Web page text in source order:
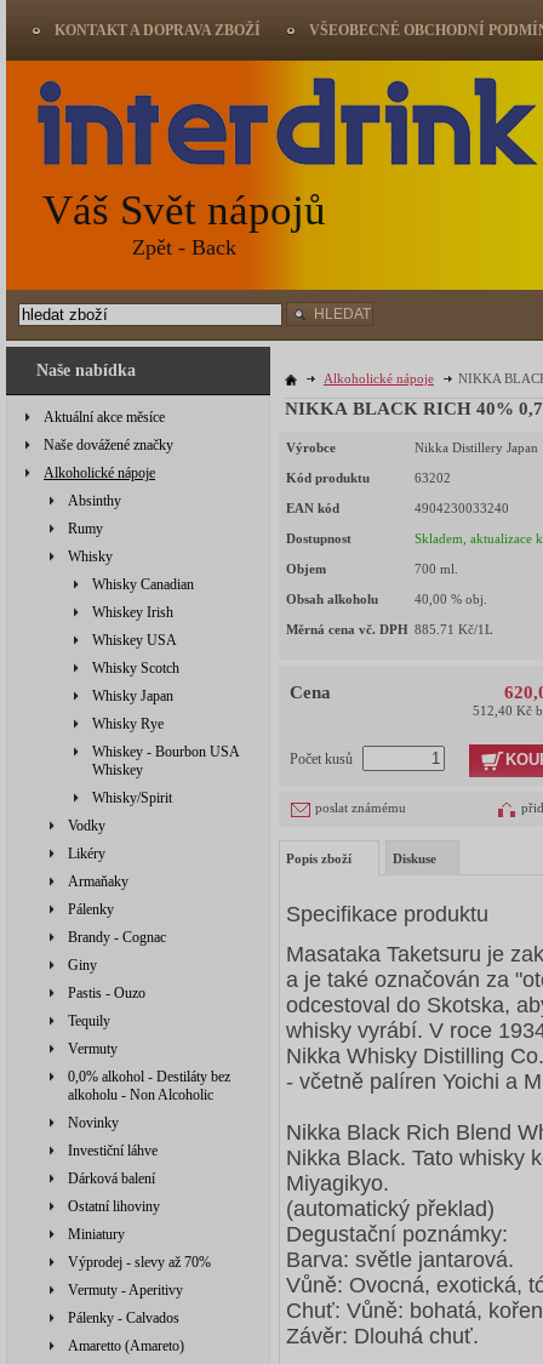
Naše nabídka
Aktuální akce měsíce
Naše dovážené značky
Alkoholické nápoje
Absinthy
Rumy
Whisky
Whisky Canadian
Whiskey Irish
Whiskey USA
Whisky Scotch
Whisky Japan
Whisky Rye
Whiskey - Bourbon USA
Whiskey
Whisky/Spirit
Vodky
Likéry
Armaňaky
Pálenky
Brandy - Cognac
Giny
Pastis - Ouzo
Tequily
Vermuty
0,0% alkohol - Destiláty bez
alkoholu - Non Alcoholic
Novinky
Investiční láhve
Dárková balení
Ostatní lihoviny
Miniatury
Výprodej - slevy až 70%
Vermuty - Aperitivy
Pálenky - Calvados
Amaretto (Amareto)
Alkoholické nápoje NIKKA
NIKKA BLACK RICH 40%
Výrobce Nikka Distillery Japan
Kód produktu 63202
EAN kód 4904230033240
Dostupnost Skladem, aktualizace
Objem 700 ml.
Obsah alkoholu 40,00 % obj.
Měrná cena vč. DPH 885.71 Kč/1L
Cena
512,40 Kč
Počet kusů
poslat známému
Popis zboží Diskuse
Specifikace produktu
Masataka Taketsuru je
a je také označován za
odcestoval do Skotska,
whisky vyrábí. V roce
Nikka Whisky Distilling
- včetně palíren Yoichi a
Nikka Black Rich Blend
Nikka Black. Tato whisky
Miyagikyo.
(automatický překlad)
Degustační poznámky:
Barva: světle jantarová.
Vůně: Ovocná, exotická,
Chuť: Vůně: bohatá,
Závěr: Dlouhá chuť.
KONTAKT A DOPRAVA ZBOŽÍ VŠEOBECNÉ OBCHODNÍ
Váš Svět nápojů
Zpět - Back
HLEDAT